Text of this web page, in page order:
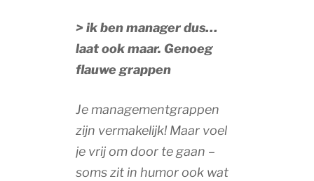
> ik ben manager dus…
laat ook maar. Genoeg
flauwe grappen
Je managementgrappen
zijn vermakelijk! Maar voel
je vrij om door te gaan –
soms zit in humor ook wat